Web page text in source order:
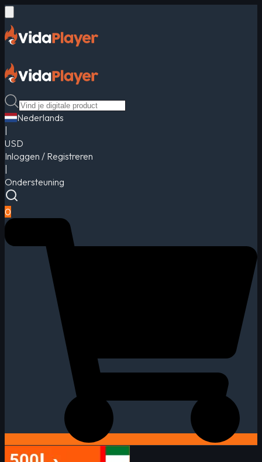
Nederlands
USD
Inloggen / Registreren
Ondersteuning
0